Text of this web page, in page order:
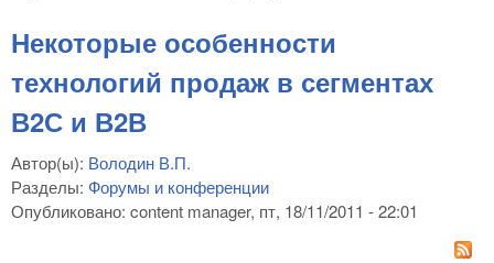
Некоторые особенности
технологий продаж в сегментах
В2С и В2В
Автор(ы): Володин В.П.
Разделы: Форумы и конференции
Опубликовано: content manager, пт, 18/11/2011 - 22:01